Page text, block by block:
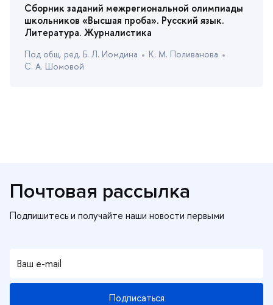
Сборник заданий межрегиональной олимпиады
школьников «Высшая проба». Русский язык.
Литература. Журналистика
Под общ. ред. Б. Л. Иомдина
К. М. Поливанова
С. А. Шомовой
Почтовая рассылка
Подписаться